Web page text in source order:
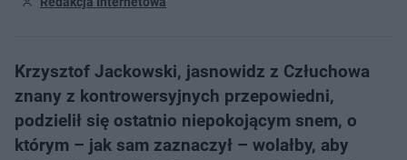
Krzysztof Jackowski, jasnowidz z Człuchowa
znany z kontrowersyjnych przepowiedni,
podzielił się ostatnio niepokojącym snem, o
którym – jak sam zaznaczył – wolałby, aby